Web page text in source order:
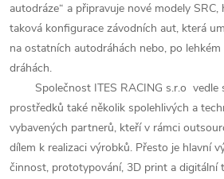
autodráze“ a připravuje nové modely SRC,
taková konfigurace závodních aut, která
na ostatních autodráhách nebo, po
dráhách.
Společnost ITES RACING s.r.o vedle
prostředků také několik spolehlivých a
vybavených partnerů, kteří v rámci
dílem k realizaci výrobků. Přesto je hlavní
činnost, prototypování, 3D print a digitální